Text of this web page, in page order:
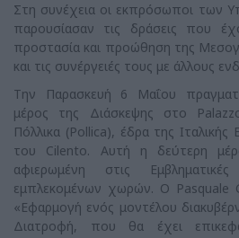
Στη συνέχεια οι εκπρόσωποι των
παρουσίασαν τις δράσεις που
προστασία και προώθηση της
και τις συνέργειές τους με άλλους
Την Παρασκευή 6 Μαΐου
μέρος της Διάσκεψης στο
Πόλλικα (Pollica), έδρα της Ιταλικής
του Cilento. Αυτή η δεύτερη
αφιερωμένη στις
εμπλεκομένων χωρών. Ο Pasquale
«Εφαρμογή ενός μοντέλου
Διατροφή, που θα έχει